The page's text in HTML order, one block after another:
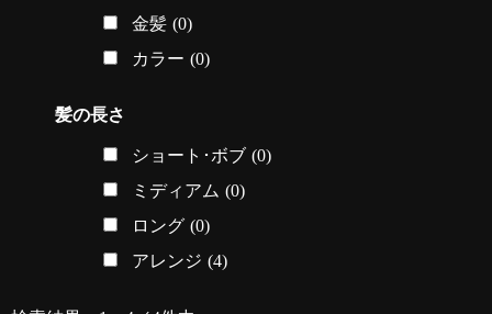
金髪 (0)
カラー (0)
髪の長さ
ショート･ボブ (0)
ミディアム (0)
ロング (0)
アレンジ (4)